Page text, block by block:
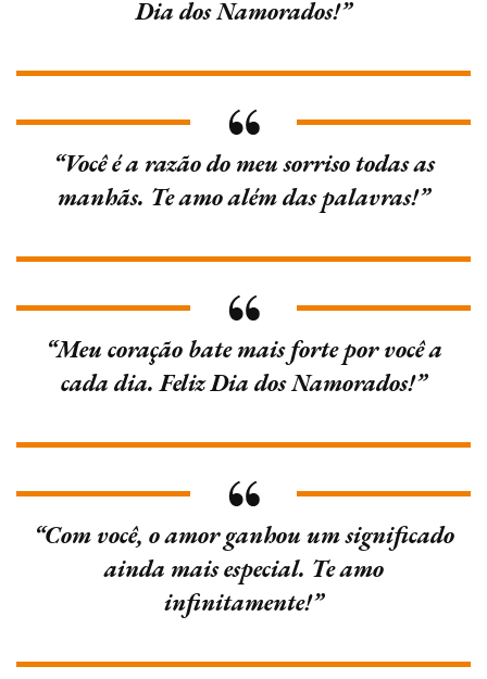
Dia dos Namorados!”
“Você é a razão do meu sorriso todas as
manhãs. Te amo além das palavras!”
“Meu coração bate mais forte por você a
cada dia. Feliz Dia dos Namorados!”
“Com você, o amor ganhou um significado
ainda mais especial. Te amo
infinitamente!”